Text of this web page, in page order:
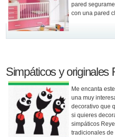
pared
con una pared
Simpáticos y originales
Me encanta
una muy
decorativo que
si quieres
simpáticos
tradicionales